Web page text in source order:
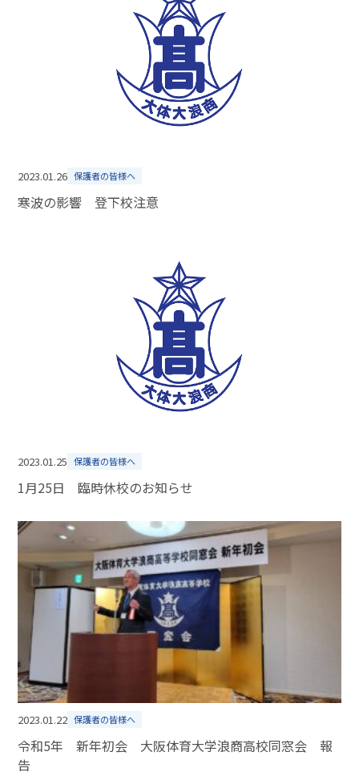
2023.01.26 保護者の皆様へ
寒波の影響 登下校注意
2023.01.25 保護者の皆様へ
1月25日 臨時休校のお知らせ
2023.01.22 保護者の皆様へ
令和5年 新年初会 大阪体育大学浪商高校同窓会 報
告